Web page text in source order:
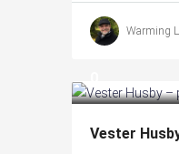
Warming
Vester